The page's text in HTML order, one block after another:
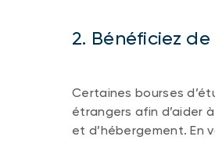
2. Bénéficiez
Certaines bourses
étrangers afin d’aider
et d’hébergement. En